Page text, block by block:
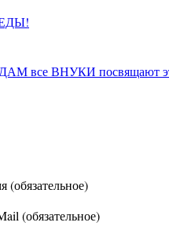
все ВНУКИ посвящают
(обязательное)
(обязательное)